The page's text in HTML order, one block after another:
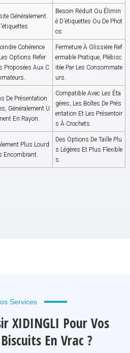
Généralement
Besoin Réduit Ou Élimin
É D'étiquettes Ou De Phot
Os
Cohérence
Options Refer
Proposées Aux C
Fermeture À Glissière Ref
Ermable Pratique, Plébisc
Itée Par Les Consommate
Urs.
De Présentation
Généralement U
En Rayon.
Compatible Avec Les Éta
Gères, Les Boîtes De Prés
Entation Et Les Présentoir
S À Crochets.
Plus Lourd
Encombrant.
Des Options De Taille Plu
S Légères Et Plus Flexible
S.
Services
XIDINGLI Pour Vos
En Vrac ?